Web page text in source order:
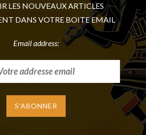
LES NOUVEAUX ARTICLES
DANS VOTRE BOITE EMAIL
Email address: